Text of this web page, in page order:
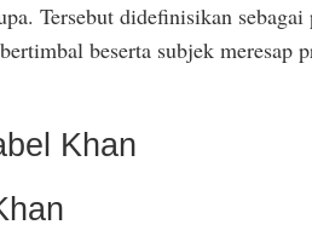
Tersebut didefinisikan sebagai
beserta subjek meresap
Khan